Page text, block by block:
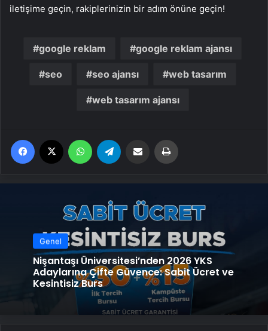
iletişime geçin, rakiplerinizin bir adım önüne geçin!
google reklam google reklam ajansı
seo seo ajansı web tasarım
web tasarım ajansı
Facebook WhatsApp Email'den paylaş
Genel
Nişantaşı Üniversitesi’nden 2026 YKS
Adaylarına Çifte Güvence: Sabit Ücret ve
Kesintisiz Burs